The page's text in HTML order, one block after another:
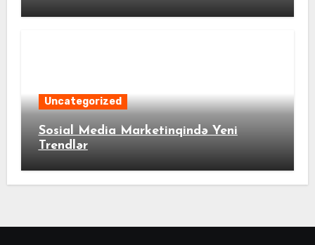
Uncategorized
Sosial Media Marketinqində Yeni
Trendlər